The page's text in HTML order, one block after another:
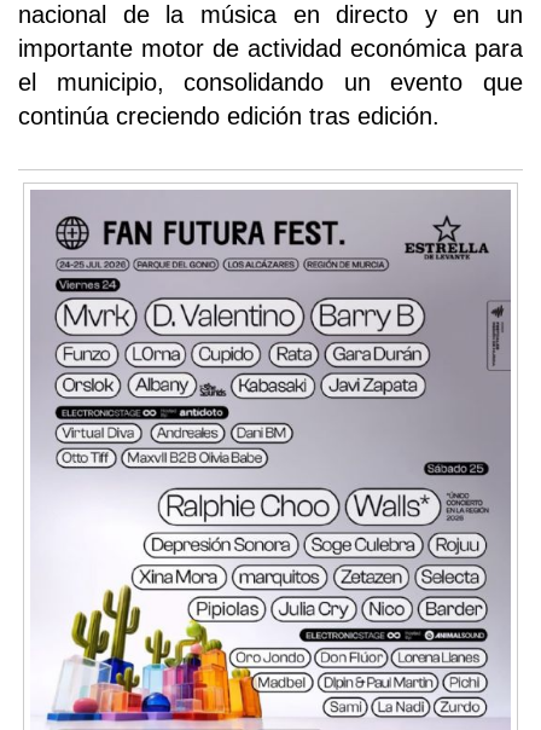
nacional de la música en directo y en un
importante motor de actividad económica para
el municipio, consolidando un evento que
continúa creciendo edición tras edición.